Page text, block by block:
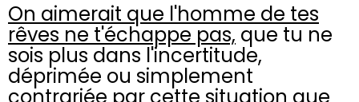
On aimerait que l'homme de tes
rêves ne t'échappe pas, que tu ne
sois plus dans l'incertitude,
déprimée ou simplement